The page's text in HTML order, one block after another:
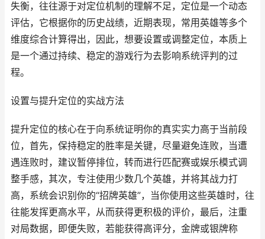
失衡，往往源于对定位机制的理解不足，定位是一个动态
评估，它根据你的历史战绩，近期表现，常用英雄等多个
维度综合计算得出，因此，想要设置或调整定位，本质上
是一个通过持续、稳定的游戏行为去影响系统评判的过
程。
设置与提升定位的实战方法
提升定位的核心在于向系统证明你的真实实力高于当前段
位，首先，保持稳定的胜率是关键，尽量避免连败，当遭
遇连败时，建议暂停排位，转而进行匹配赛或娱乐模式调
整手感，其次，专注使用少数几个英雄，并将其战力打
高，系统会识别你的“招牌英雄”，当你使用这些英雄时，往
往能发挥更高水平，从而获得更积极的评价，最后，注重
对局数据，即便失败，若能获得高评分，金牌或银牌称